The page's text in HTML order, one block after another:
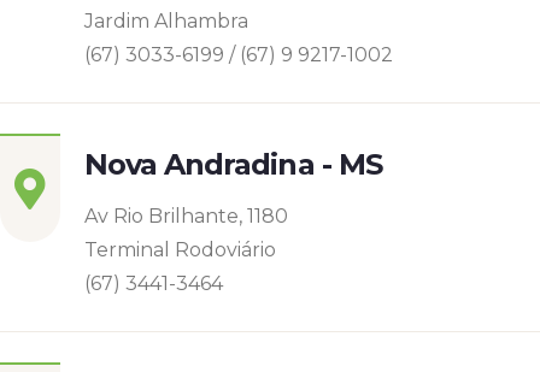
Jardim Alhambra
(67) 3033-6199 / (67) 9 9217-1002
Nova Andradina - MS
Av Rio Brilhante, 1180
Terminal Rodoviário
(67) 3441-3464